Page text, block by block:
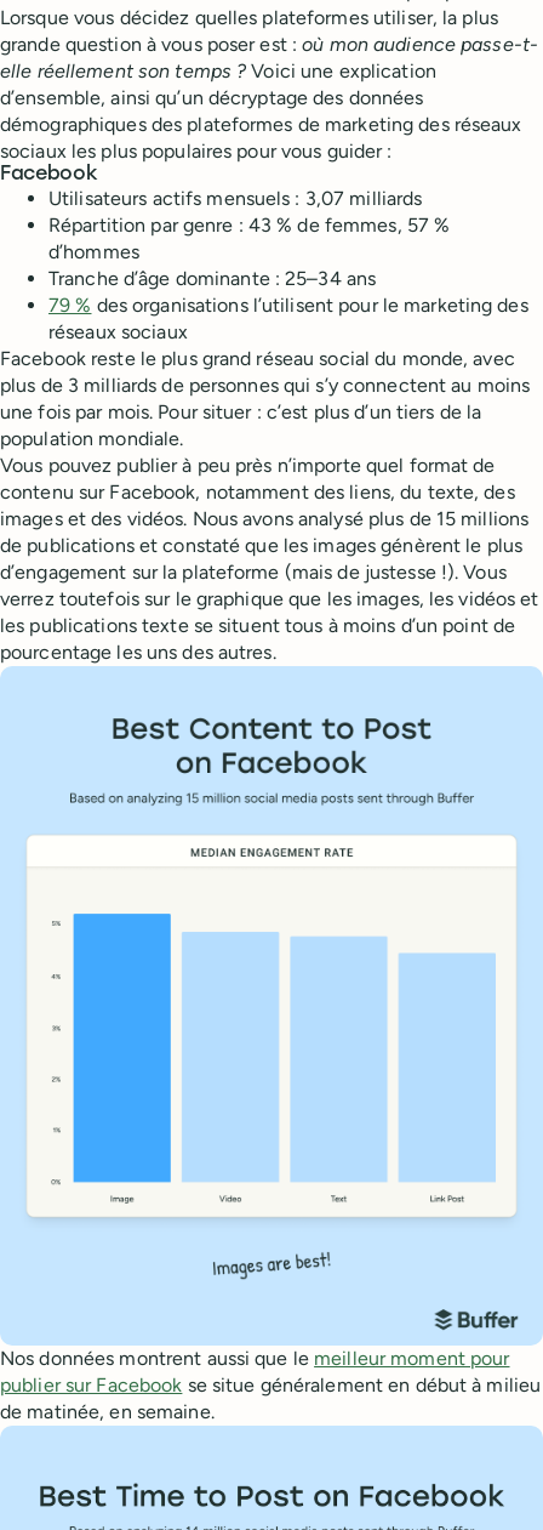
Lorsque vous décidez quelles plateformes utiliser, la plus
grande question à vous poser est :où mon audience passe-t-
elle réellement son temps ? Voici une explication
d’ensemble, ainsi qu’un décryptage des données
démographiques des plateformes de marketing des réseaux
sociaux les plus populaires pour vous guider :
Facebook
Utilisateurs actifs mensuels : 3,07 milliards
Répartition par genre : 43 % de femmes, 57 %
d’hommes
Tranche d’âge dominante : 25–34 ans
79 % des organisations l’utilisent pour le marketing des
réseaux sociaux
Facebook reste le plus grand réseau social du monde, avec
plus de 3 milliards de personnes qui s’y connectent au moins
une fois par mois. Pour situer : c’est plus d’un tiers de la
population mondiale.
Vous pouvez publier à peu près n’importe quel format de
contenu sur Facebook, notamment des liens, du texte, des
images et des vidéos. Nous avons analysé plus de 15 millions
de publications et constaté que les images génèrent le plus
d’engagement sur la plateforme (mais de justesse !). Vous
verrez toutefois sur le graphique que les images, les vidéos et
les publications texte se situent tous à moins d’un point de
pourcentage les uns des autres.
Nos données montrent aussi que le meilleur moment pour
publier sur Facebook se situe généralement en début à milieu
de matinée, en semaine.